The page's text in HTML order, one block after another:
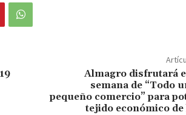
Almagro disfrutará
semana de “Todo
pequeño comercio” para
tejido económico de